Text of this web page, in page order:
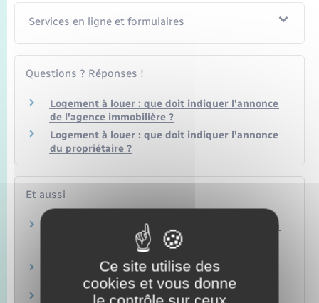
Services en ligne et formulaires
Questions ? Réponses !
Logement à louer : que doit indiquer l'annonce
de l'agence immobilière ?
Logement à louer : que doit indiquer l'annonce
du propriétaire ?
Et aussi
Montant du loyer d'un logement appartenant à
un propriétaire privé
Montant du loyer à Paris
Logement
Montant du loyer à Lille, Hellemmes et Lomme
Ce site utilise des
cookies et vous donne